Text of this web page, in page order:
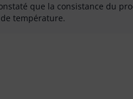
que la consistance du
température.
inutile